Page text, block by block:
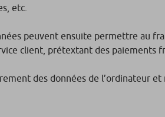
etc.
peuvent ensuite permettre au
client, prétextant des paiements
des données de l’ordinateur et